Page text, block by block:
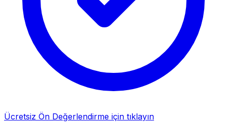
Ücretsiz Ön Değerlendirme için tıklayın